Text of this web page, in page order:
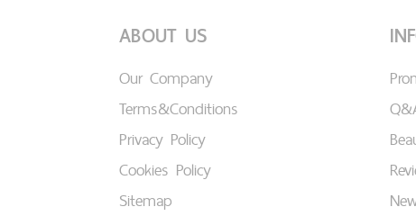
ABOUT US
Our Company
Terms&Conditions
Privacy Policy
Cookies Policy
Sitemap